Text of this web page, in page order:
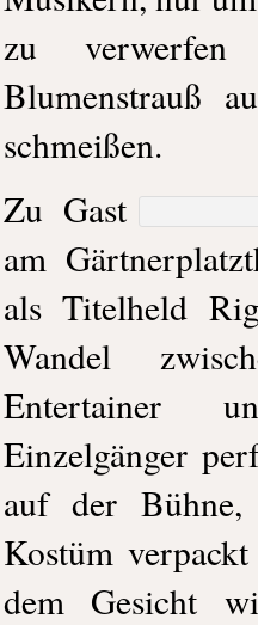
zu
Blumenstrauß
schmeißen.
Zu Gast
am
als Titelheld
Wandel
Entertainer
Einzelgänger
auf der
Kostüm
dem Gesicht